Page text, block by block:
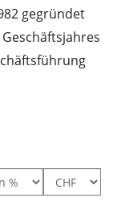
gegründet
sind
Inc. Der
einem
sich